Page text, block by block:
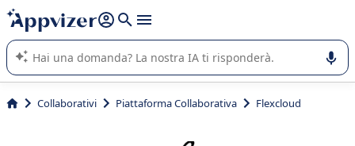
righe con
shift + enter
L'IA di Appvizer vi guida nell'utilizzo o nella scelta di un
software SaaS per la vostra azienda.
Collaborativi Piattaforma Collaborativa Flexcloud